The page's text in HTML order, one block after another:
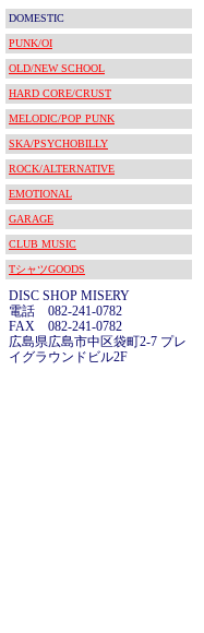
DOMESTIC
PUNK/OI
OLD/NEW SCHOOL
HARD CORE/CRUST
MELODIC/POP PUNK
SKA/PSYCHOBILLY
ROCK/ALTERNATIVE
EMOTIONAL
GARAGE
CLUB MUSIC
TシャツGOODS
DISC SHOP MISERY
電話 082-241-0782
FAX 082-241-0782
広島県広島市中区袋町2-7 プレ
イグラウンドビル2F